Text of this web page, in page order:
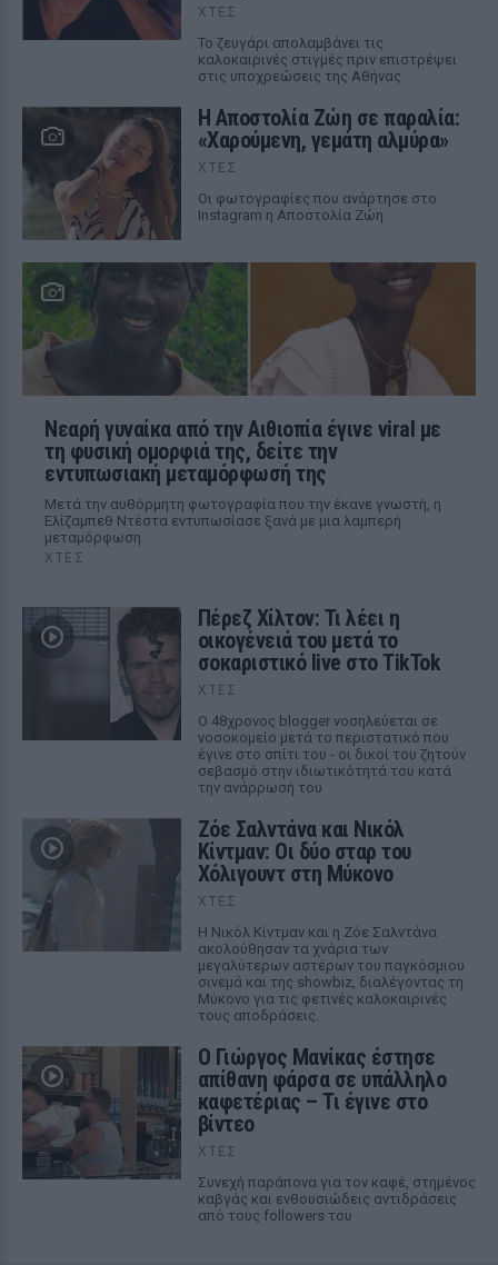
ΧΤΕΣ
Το ζευγάρι απολαμβάνει τις
καλοκαιρινές στιγμές πριν επιστρέψει
στις υποχρεώσεις της Αθήνας
Η Αποστολία Ζώη σε παραλία:
«Χαρούμενη, γεμάτη αλμύρα»
ΧΤΕΣ
Οι φωτογραφίες που ανάρτησε στο
Instagram η Αποστολία Ζώη
Νεαρή γυναίκα από την Αιθιοπία έγινε viral με
τη φυσική ομορφιά της, δείτε την
εντυπωσιακή μεταμόρφωσή της
Μετά την αυθόρμητη φωτογραφία που την έκανε γνωστή, η
Ελίζαμπεθ Ντέστα εντυπωσίασε ξανά με μια λαμπερή
μεταμόρφωση
ΧΤΕΣ
Πέρεζ Χίλτον: Τι λέει η
οικογένειά του μετά το
σοκαριστικό live στο TikTok
ΧΤΕΣ
Ο 48χρονος blogger νοσηλεύεται σε
νοσοκομείο μετά το περιστατικό που
έγινε στο σπίτι του - οι δικοί του ζητούν
σεβασμό στην ιδιωτικότητά του κατά
την ανάρρωσή του
Ζόε Σαλντάνα και Νικόλ
Κίντμαν: Οι δύο σταρ του
Χόλιγουντ στη Μύκονο
ΧΤΕΣ
Η Νικόλ Κίντμαν και η Ζόε Σαλντάνα
ακολούθησαν τα χνάρια των
μεγαλύτερων αστέρων του παγκόσμιου
σινεμά και της showbiz, διαλέγοντας τη
Μύκονο για τις φετινές καλοκαιρινές
τους αποδράσεις.
Ο Γιώργος Μανίκας έστησε
απίθανη φάρσα σε υπάλληλο
καφετέριας – Τι έγινε στο
βίντεο
ΧΤΕΣ
Συνεχή παράπονα για τον καφέ, στημένος
καβγάς και ενθουσιώδεις αντιδράσεις
από τους followers του